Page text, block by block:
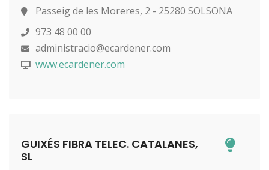
Passeig de les Moreres, 2 - 25280 SOLSONA
973 48 00 00
administracio@ecardener.com
www.ecardener.com
GUIXÉS FIBRA TELEC. CATALANES,
SL